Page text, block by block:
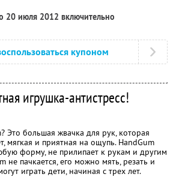
20 июля 2012 включительно
купоном
игрушка-антистресс!
Это большая жвачка для рук, которая
мягкая и приятная на ощупь. HandGum
форму, не прилипает к рукам и другим
не пачкается, его можно мять, резать и
играть дети, начиная с трех лет.